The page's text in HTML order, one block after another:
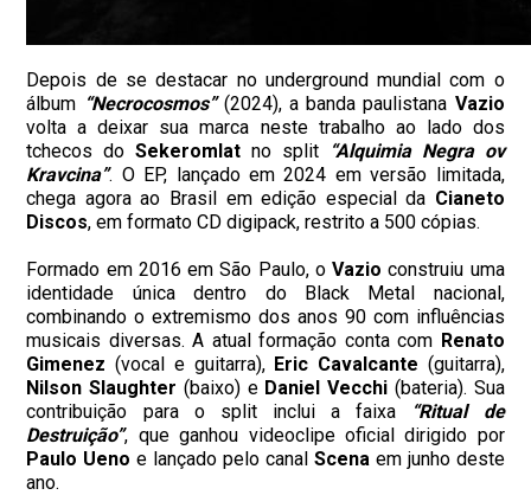
Depois de se destacar no underground mundial com o
álbum “Necrocosmos”(2024), a banda paulistana Vazio
volta a deixar sua marca neste trabalho ao lado dos
tchecos doSekeromlat no split
“Alquimia Negra ov
Kravcina”. O EP, lançado em 2024 em versão limitada,
chega agora ao Brasil em edição especial da Cianeto
Discos, em formato CD digipack, restrito a 500 cópias.
Formado em 2016 em São Paulo, oVazio construiu uma
identidade única dentro do Black Metal nacional,
combinando o extremismo dos anos 90 com influências
musicais diversas. A atual formação conta com Renato
Gimenez (vocal e guitarra), Eric Cavalcante (guitarra),
Nilson Slaughter (baixo) e Daniel Vecchi (bateria). Sua
contribuição para o split inclui a faixa
“Ritual de
Destruição”, que ganhou videoclipe oficial dirigido por
Paulo Ueno e lançado pelo canal Scenaem junho deste
ano.